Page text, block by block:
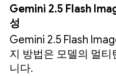
Gemini 2.5 Flash
성
Gemini 2.5 Flash
지 방법은 모델의 멀티
니다.